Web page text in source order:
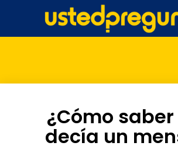
¿Cómo
decía un